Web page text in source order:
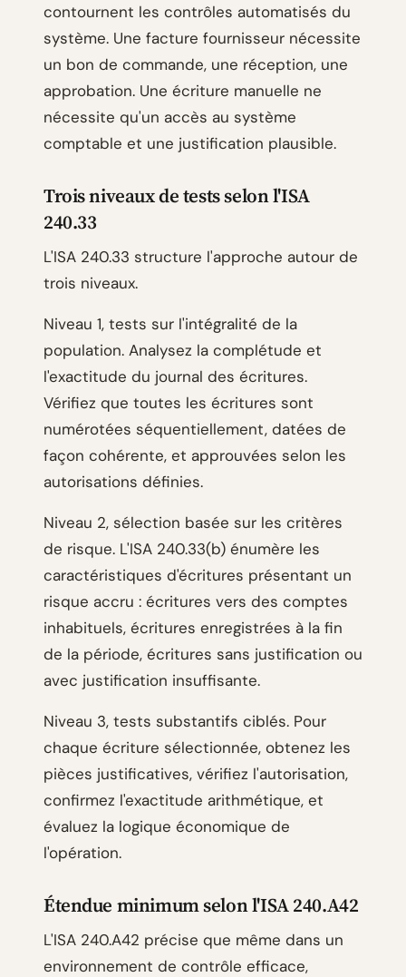
contournent les contrôles automatisés du
système. Une facture fournisseur nécessite
un bon de commande, une réception, une
approbation. Une écriture manuelle ne
nécessite qu'un accès au système
comptable et une justification plausible.
Trois niveaux de tests selon l'ISA
240.33
L'ISA 240.33 structure l'approche autour de
trois niveaux.
Niveau 1, tests sur l'intégralité de la
population. Analysez la complétude et
l'exactitude du journal des écritures.
Vérifiez que toutes les écritures sont
numérotées séquentiellement, datées de
façon cohérente, et approuvées selon les
autorisations définies.
Niveau 2, sélection basée sur les critères
de risque. L'ISA 240.33(b) énumère les
caractéristiques d'écritures présentant un
risque accru : écritures vers des comptes
inhabituels, écritures enregistrées à la fin
de la période, écritures sans justification ou
avec justification insuffisante.
Niveau 3, tests substantifs ciblés. Pour
chaque écriture sélectionnée, obtenez les
pièces justificatives, vérifiez l'autorisation,
confirmez l'exactitude arithmétique, et
évaluez la logique économique de
l'opération.
Étendue minimum selon l'ISA 240.A42
L'ISA 240.A42 précise que même dans un
environnement de contrôle efficace,